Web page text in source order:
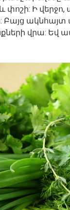
փոշի: Ի
ակնհայտ
վրա: Եվ